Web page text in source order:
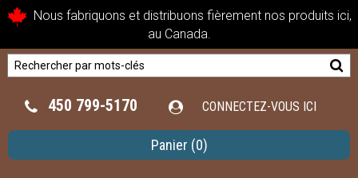
Nous fabriquons et distribuons fièrement nos produits ici,
au Canada.
450 799-5170 CONNECTEZ-VOUS ICI
Panier (0)